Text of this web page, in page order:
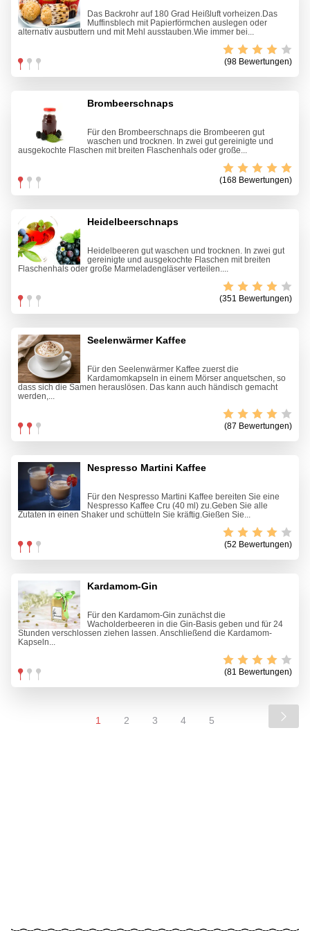
Das Backrohr auf 180 Grad Heißluft vorheizen.Das
Muffinsblech mit Papierförmchen auslegen oder
alternativ ausbuttern und mit Mehl ausstauben.Wie immer bei...
(98 Bewertungen)
Brombeerschnaps
Für den Brombeerschnaps die Brombeeren gut
waschen und trocknen. In zwei gut gereinigte und
ausgekochte Flaschen mit breiten Flaschenhals oder große...
(168 Bewertungen)
Heidelbeerschnaps
Heidelbeeren gut waschen und trocknen. In zwei gut
gereinigte und ausgekochte Flaschen mit breiten
Flaschenhals oder große Marmeladengläser verteilen....
(351 Bewertungen)
Seelenwärmer Kaffee
Für den Seelenwärmer Kaffee zuerst die
Kardamomkapseln in einem Mörser anquetschen, so
dass sich die Samen herauslösen. Das kann auch händisch gemacht
werden,...
(87 Bewertungen)
Nespresso Martini Kaffee
Für den Nespresso Martini Kaffee bereiten Sie eine
Nespresso Kaffee Cru (40 ml) zu.Geben Sie alle
Zutaten in einen Shaker und schütteln Sie kräftig.Gießen Sie...
(52 Bewertungen)
Kardamom-Gin
Für den Kardamom-Gin zunächst die
Wacholderbeeren in die Gin-Basis geben und für 24
Stunden verschlossen ziehen lassen. Anschließend die Kardamom-
Kapseln...
(81 Bewertungen)
1 2 3 4 5